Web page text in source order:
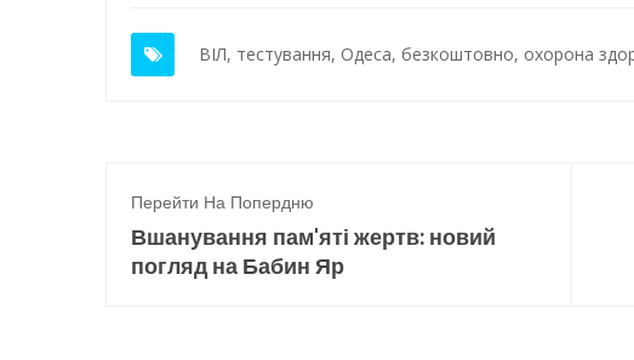
ВІЛ, тестування, Одеса, безкоштовно, охорона
Перейти На Попердню
Вшанування пам'яті жертв: новий
погляд на Бабин Яр